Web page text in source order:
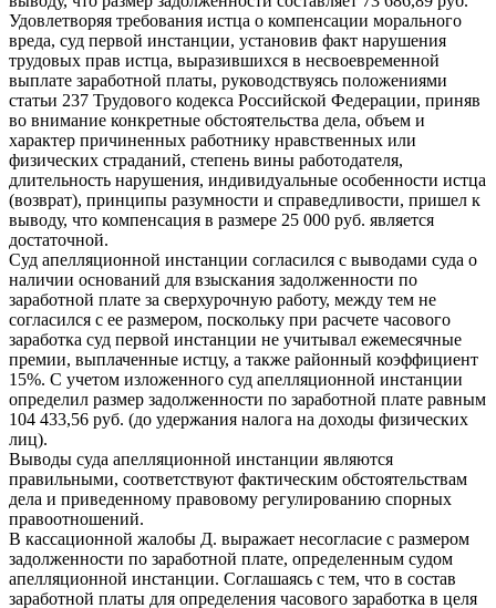
Удовлетворяя требования истца о компенсации морального
вреда, суд первой инстанции, установив факт нарушения
трудовых прав истца, выразившихся в несвоевременной
выплате заработной платы, руководствуясь положениями
статьи 237 Трудового кодекса Российской Федерации, приняв
во внимание конкретные обстоятельства дела, объем и
характер причиненных работнику нравственных или
физических страданий, степень вины работодателя,
длительность нарушения, индивидуальные особенности истца
(возврат), принципы разумности и справедливости, пришел к
выводу, что компенсация в размере 25 000 руб. является
достаточной.
Суд апелляционной инстанции согласился с выводами суда о
наличии оснований для взыскания задолженности по
заработной плате за сверхурочную работу, между тем не
согласился с ее размером, поскольку при расчете часового
заработка суд первой инстанции не учитывал ежемесячные
премии, выплаченные истцу, а также районный коэффициент
15%. С учетом изложенного суд апелляционной инстанции
определил размер задолженности по заработной плате равным
104 433,56 руб. (до удержания налога на доходы физических
лиц).
Выводы суда апелляционной инстанции являются
правильными, соответствуют фактическим обстоятельствам
дела и приведенному правовому регулированию спорных
правоотношений.
В кассационной жалобы Д. выражает несогласие с размером
задолженности по заработной плате, определенным судом
апелляционной инстанции. Соглашаясь с тем, что в состав
заработной платы для определения часового заработка в целя